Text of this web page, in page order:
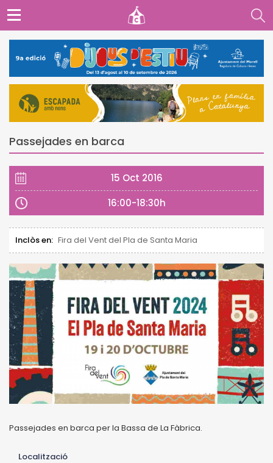
Passejades en barca
15 Oct 2016
16:00-18:30h
Inclòs en: Fira del Vent del Pla de Santa Maria
Passejades en barca per la Bassa de La Fàbrica.
Localització